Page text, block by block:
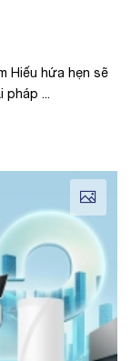
Hiếu hứa hẹn sẽ
pháp ...